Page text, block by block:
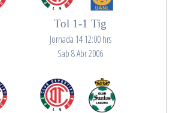
Tol 1-1 Tig
Jornada 14 12:00 hrs
Sab 8 Abr 2006